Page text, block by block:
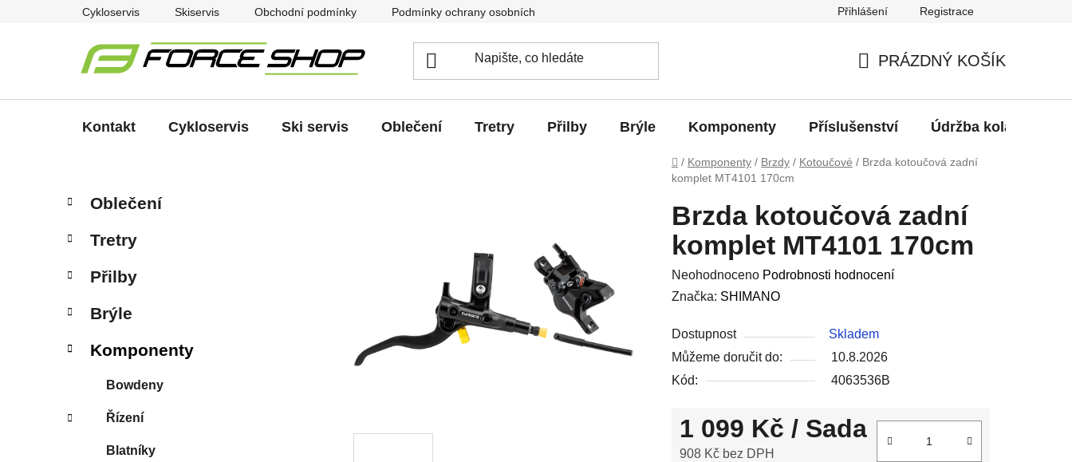
Cykloservis Skiservis Obchodní podmínky Podmínky ochrany osobních údajů Přihlášení Registrace
KOŠÍK
PRÁZDNÝ KOŠÍK
Kontakt Cykloservis Ski servis Oblečení Tretry Přilby Brýle Komponenty Příslušenství Údržba kola
Domů
/ Komponenty / Brzdy / Kotoučové / Brzda kotoučová zadní
komplet MT4101 170cm
P
s
r
n
n
n
kategorie
a
e
o
i
Oblečení
Tretry
Přilby
Brýle
Komponenty
Bowdeny
Řízení
Blatníky
Brzda kotoučová zadní
komplet MT4101 170cm
Průměrné
hodnocení
je
0,0
z
hvězdiček.
Neohodnoceno Podrobnosti hodnocení
Značka: SHIMANO
Dostupnost
Skladem
Můžeme doručit do:
10.8.2026
Kód:
4063536B
1 099 Kč / Sada
908 Kč bez DPH